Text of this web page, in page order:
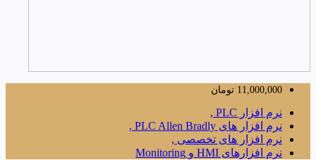
11,000,000 تومان
نرم افزار PLC ,
نرم افزار های PLC Allen Bradly ,
نرم افزار های تخصصی ,
نرم افزارهای HMI و Monitoring